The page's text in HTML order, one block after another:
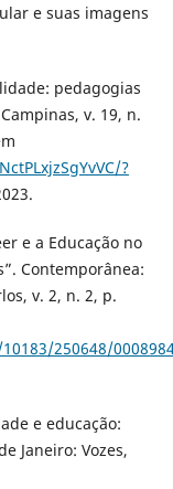
e suas imagens
pedagogias
v. 19, n.
?
e a Educação no
Contemporânea:
v. 2, n. 2, p.
250648/
e educação:
Janeiro: Vozes,